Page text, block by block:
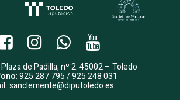
Plaza de Padilla, nº 2. 45002 – Toledo
: 925 287 795 / 925 248 031
:sanclemente@diputoledo.es